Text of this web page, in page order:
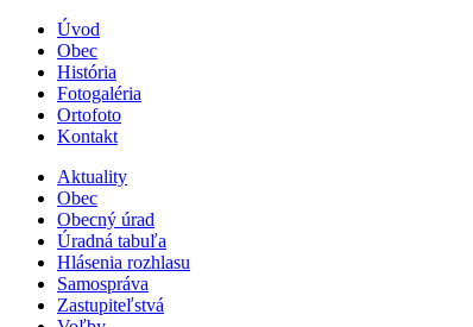
Úvod
Obec
História
Fotogaléria
Ortofoto
Kontakt
Aktuality
Obec
Obecný úrad
Úradná tabuľa
Hlásenia rozhlasu
Samospráva
Zastupiteľstvá